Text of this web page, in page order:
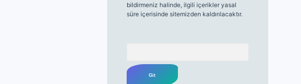
bildirmeniz halinde, ilgili içerikler yasal
süre içerisinde sitemizden kaldırılacaktır.